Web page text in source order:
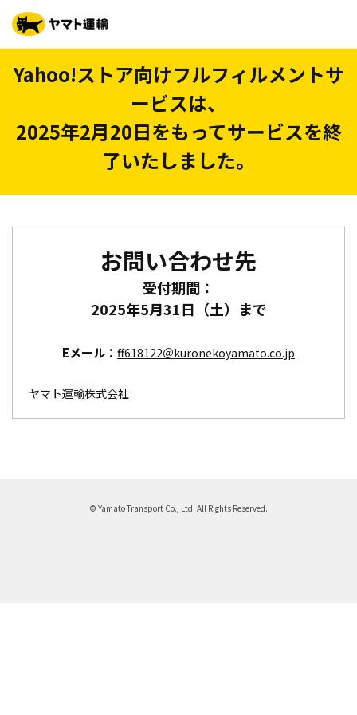
Yahoo!ストア向けフルフィルメントサ
ービスは、
2025年2月20日をもってサービスを終
了いたしました。
お問い合わせ先
受付期間：
2025年5月31日（土）まで
Eメール： ff618122＠kuronekoyamato.co.jp
ヤマト運輸株式会社
© Yamato Transport Co., Ltd. All Rights Reserved.